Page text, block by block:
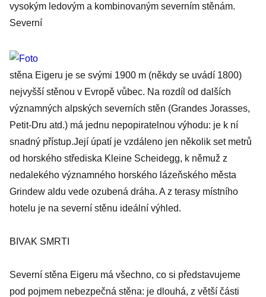
vysokým ledovým a kombinovaným severním stěnám.
Severní
stěna Eigeru je se svými 1900 m (někdy se uvádí 1800)
nejvyšší stěnou v Evropě vůbec. Na rozdíl od dalších
významných alpských severních stěn (Grandes Jorasses,
Petit-Dru atd.) má jednu nepopiratelnou výhodu: je k ní
snadný přístup.Její úpatí je vzdáleno jen několik set metrů
od horského střediska Kleine Scheidegg, k němuž z
nedalekého významného horského lázeňského města
Grindew aldu vede ozubená dráha. A z terasy místního
hotelu je na severní stěnu ideální výhled.
BIVAK SMRTI
Severní stěna Eigeru má všechno, co si představujeme
pod pojmem nebezpečná stěna: je dlouhá, z větší části